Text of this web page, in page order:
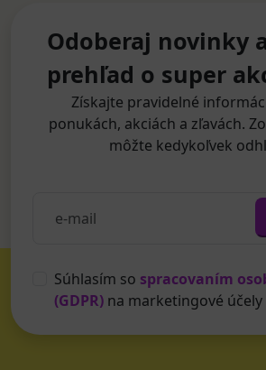
Odoberaj novinky
prehľad o super
Získajte pravidelné
ponukách, akciách a zľavách.
môžte kedykoľvek
Súhlasím so spracovaním
(GDPR) na marketingové účely